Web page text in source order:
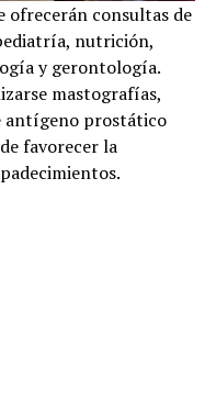
ofrecerán consultas de
nutrición,
y gerontología.
mastografías,
antígeno prostático
favorecer la